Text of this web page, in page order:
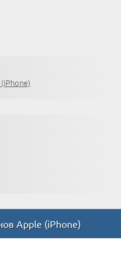
Apple (iPhone)